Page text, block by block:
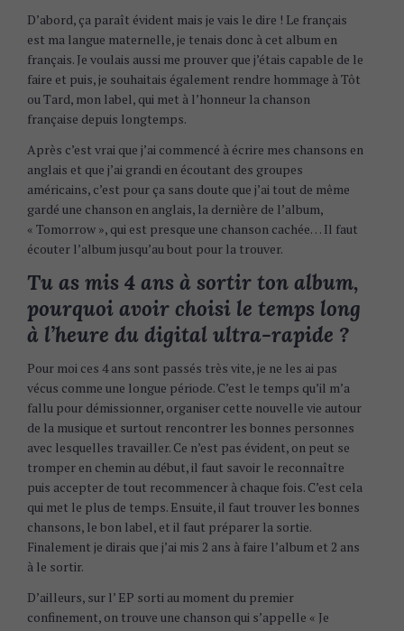
D’abord, ça paraît évident mais je vais le dire ! Le français
est ma langue maternelle, je tenais donc à cet album en
français. Je voulais aussi me prouver que j’étais capable de le
faire et puis, je souhaitais également rendre hommage à Tôt
ou Tard, mon label, qui met à l’honneur la chanson
française depuis longtemps.
Après c’est vrai que j’ai commencé à écrire mes chansons en
anglais et que j’ai grandi en écoutant des groupes
américains, c’est pour ça sans doute que j’ai tout de même
gardé une chanson en anglais, la dernière de l’album,
« Tomorrow », qui est presque une chanson cachée… Il faut
écouter l’album jusqu’au bout pour la trouver.
Tu as mis 4 ans à sortir ton album,
pourquoi avoir choisi le temps long
à l’heure du digital ultra-rapide ?
Pour moi ces 4 ans sont passés très vite, je ne les ai pas
vécus comme une longue période. C’est le temps qu’il m’a
fallu pour démissionner, organiser cette nouvelle vie autour
de la musique et surtout rencontrer les bonnes personnes
avec lesquelles travailler. Ce n’est pas évident, on peut se
tromper en chemin au début, il faut savoir le reconnaître
puis accepter de tout recommencer à chaque fois. C’est cela
qui met le plus de temps. Ensuite, il faut trouver les bonnes
chansons, le bon label, et il faut préparer la sortie.
Finalement je dirais que j’ai mis 2 ans à faire l’album et 2 ans
à le sortir.
D’ailleurs, sur l’ EP sorti au moment du premier
confinement, on trouve une chanson qui s’appelle « Je